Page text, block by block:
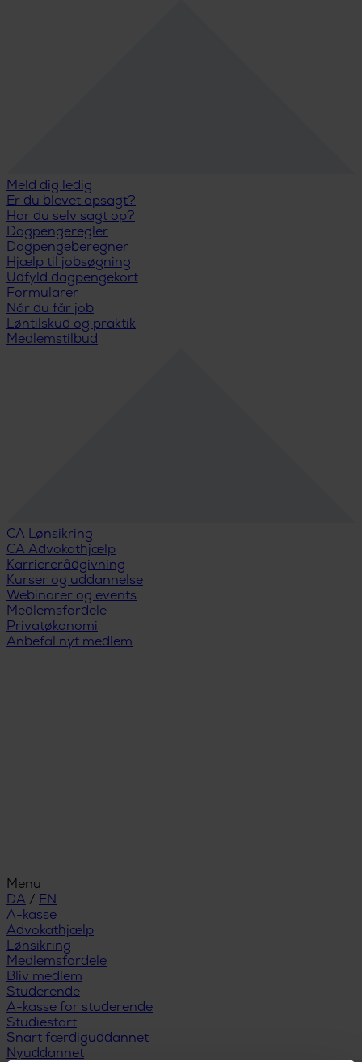
Meld dig ledig
Er du blevet opsagt?
Har du selv sagt op?
Dagpengeregler
Dagpengeberegner
Hjælp til jobsøgning
Udfyld dagpengekort
Formularer
Når du får job
Løntilskud og praktik
Medlemstilbud
CA Lønsikring
CA Advokathjælp
Karriererådgivning
Kurser og uddannelse
Webinarer og events
Medlemsfordele
Privatøkonomi
Anbefal nyt medlem
Menu
DA / EN
A-kasse
Advokathjælp
Lønsikring
Medlemsfordele
Bliv medlem
Studerende
A-kasse for studerende
Studiestart
Snart færdiguddannet
Nyuddannet